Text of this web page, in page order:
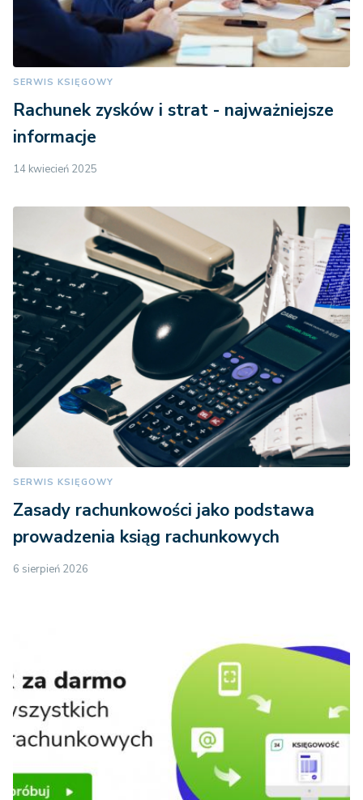
SERWIS KSIĘGOWY
Rachunek zysków i strat - najważniejsze
informacje
14 kwiecień 2025
SERWIS KSIĘGOWY
Zasady rachunkowości jako podstawa
prowadzenia ksiąg rachunkowych
6 sierpień 2026